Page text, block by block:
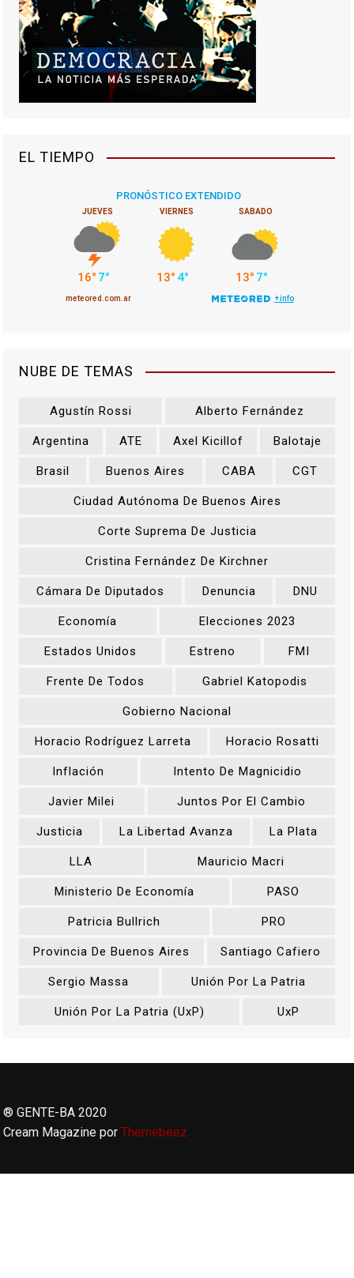
EL TIEMPO
NUBE DE TEMAS
Agustín Rossi Alberto Fernández
Argentina ATE Axel Kicillof Balotaje
Brasil Buenos Aires CABA CGT
Ciudad Autónoma De Buenos Aires
Corte Suprema De Justicia
Cristina Fernández De Kirchner
Cámara De Diputados Denuncia DNU
Economía Elecciones 2023
Estados Unidos Estreno FMI
Frente De Todos Gabriel Katopodis
Gobierno Nacional
Horacio Rodríguez Larreta Horacio Rosatti
Inflación Intento De Magnicidio
Javier Milei Juntos Por El Cambio
Justicia La Libertad Avanza La Plata
LLA Mauricio Macri
Ministerio De Economía PASO
Patricia Bullrich PRO
Provincia De Buenos Aires Santiago Cafiero
Sergio Massa Unión Por La Patria
Unión Por La Patria (UxP) UxP
® GENTE-BA 2020
Cream Magazine porThemebeez